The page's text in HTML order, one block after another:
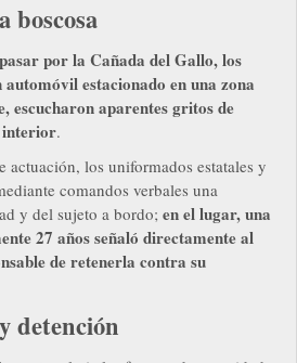
boscosa
por la Cañada del Gallo, los
estacionado en una zona
escucharon aparentes gritos de
interior.
actuación, los uniformados estatales y
comandos verbales una
y del sujeto a bordo; en el lugar, una
27 años señaló directamente al
de retenerla contra su
detención